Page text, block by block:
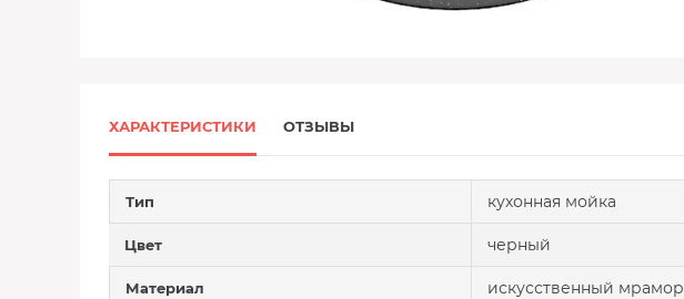
ХАРАКТЕРИСТИКИ ОТЗЫВЫ
Тип кухонная мойка
Цвет черный
Материал искусственный мрамор